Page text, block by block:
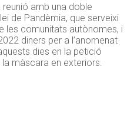
amb una doble
de Pandèmia, que serveixi
les comunitats autònomes, i
diners per a l’anomenat
dies en la petició
màscara en exteriors.